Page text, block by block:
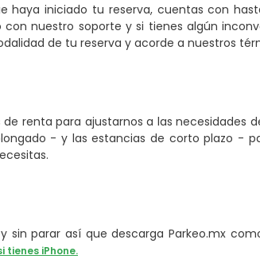
haya iniciado tu reserva, cuentas con
con nuestro soporte y si tienes algún
de tu reserva y acorde a nuestros
renta para ajustarnos a las
- y las estancias de corto plazo -
parar así que descarga Parkeo.mx
tienes iPhone.